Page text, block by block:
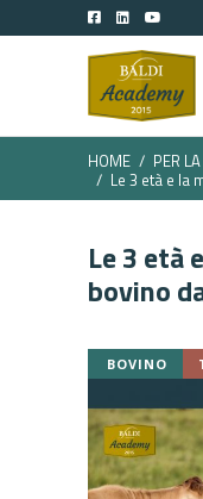
HOME PER
Le 3 età e la
Le 3 età
bovino
BOVINO